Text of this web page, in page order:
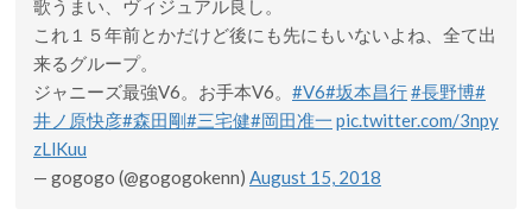
歌うまい、ヴィジュアル良し。
これ１５年前とかだけど後にも先にもいないよね、全て出
来るグループ。
ジャニーズ最強V6。お手本V6。 #V6#坂本昌行#長野博#
井ノ原快彦#森田剛#三宅健#岡田准一 pic.twitter.com/3npy
zLlKuu
— gogogo (@gogogokenn) August 15, 2018